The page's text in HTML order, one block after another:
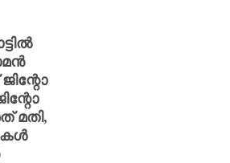
മതി,